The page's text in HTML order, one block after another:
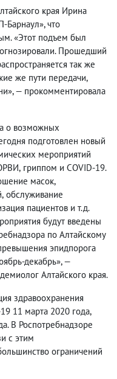
края Ирина
Барнаул», что
«Этот подъем был
Прошедший
так же
же пути передачи,
— прокомментировала
о возможных
подготовлен новый
мероприятий
, гриппом и COVID-19.
масок,
, обслуживание
пациентов и т.д.
будут введены
по Алтайскому
эпидпорога
декабрь», —
Алтайского края.
здравоохранения
11 марта 2020 года,
В Роспотребнадзоре
с этим
ограничений